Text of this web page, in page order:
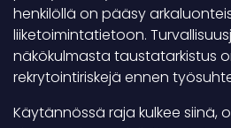
henkilöllä on pääsy
liiketoimintatietoon.
näkökulmasta taustatarkistus
rekrytointiriskejä ennen
Käytännössä raja kulkee siinä,